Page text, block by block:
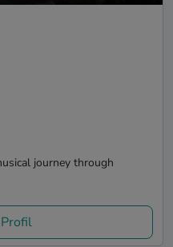
journey through